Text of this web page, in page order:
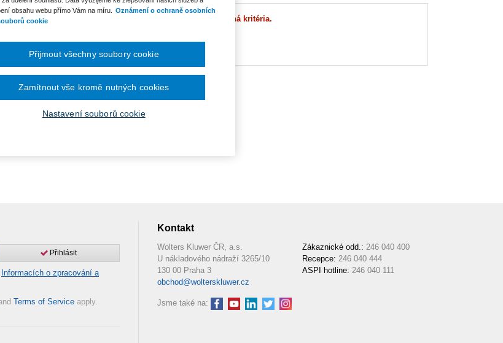
Bohužel žádné nabídky nesplňují zvolená kritéria.
Přihlásit
Informacích o zpracování a
Terms of Service apply.
Kontakt
Wolters Kluwer ČR, a.s.
U nákladového nádraží 3265/10
130 00 Praha 3
obchod@wolterskluwer.cz
Zákaznické odd.: 246 040 400
Recepce: 246 040 444
ASPI hotline: 246 040 111
Jsme také na:
obsahu webu přímo Vám na míru.
Oznámení o ochraně osobních
cookie
Nastavení souborů cookie
Zamítnout vše kromě nutných cookies
Přijmout všechny soubory cookie